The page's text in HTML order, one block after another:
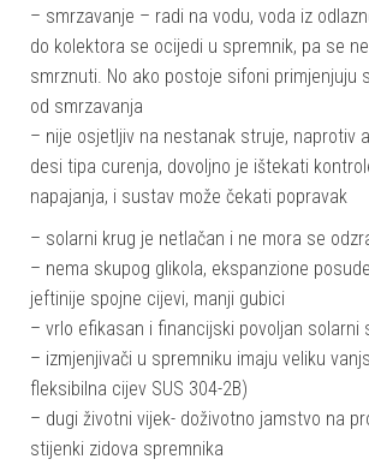
– smrzavanje – radi na vodu, voda iz
do kolektora se ocijedi u spremnik, pa se
smrznuti. No ako postoje sifoni primjenjuju
od smrzavanja
– nije osjetljiv na nestanak struje, naprotiv
desi tipa curenja, dovoljno je ištekati
napajanja, i sustav može čekati popravak
– solarni krug je netlačan i ne mora se
– nema skupog glikola, ekspanzione
jeftinije spojne cijevi, manji gubici
– vrlo efikasan i financijski povoljan solarni
– izmjenjivači u spremniku imaju veliku
fleksibilna cijev SUS 304-2B)
– dugi životni vijek- doživotno jamstvo na
stijenki zidova spremnika